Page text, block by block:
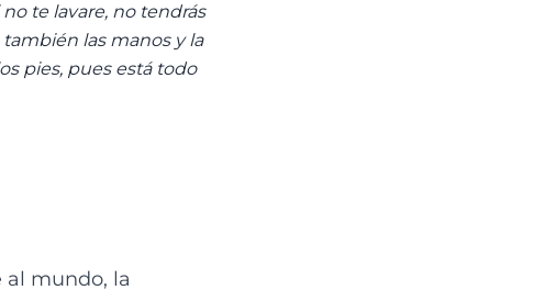
no te lavare, no tendrás
las manos y la
pies, pues está todo
al mundo, la